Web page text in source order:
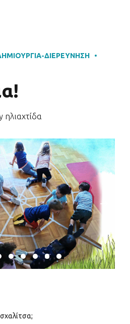
ΔΙΕΡΕΎΝΗΣΗ
ηλιαχτίδα